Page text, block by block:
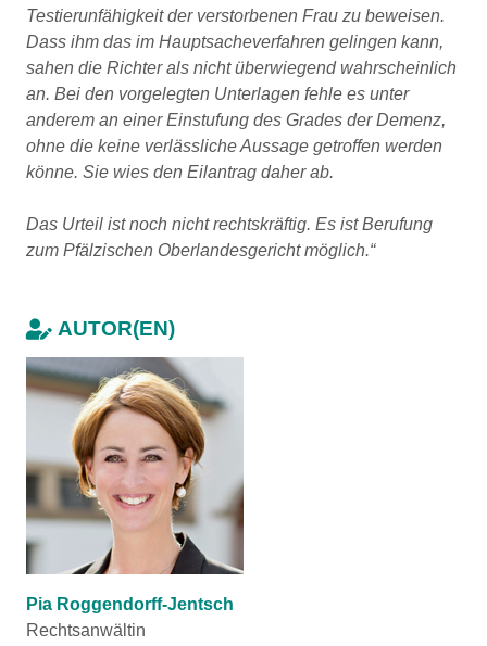
Testierunfähigkeit der verstorbenen Frau zu beweisen.
Dass ihm das im Hauptsacheverfahren gelingen kann,
sahen die Richter als nicht überwiegend wahrscheinlich
an. Bei den vorgelegten Unterlagen fehle es unter
anderem an einer Einstufung des Grades der Demenz,
ohne die keine verlässliche Aussage getroffen werden
könne. Sie wies den Eilantrag daher ab.
Das Urteil ist noch nicht rechtskräftig. Es ist Berufung
zum Pfälzischen Oberlandesgericht möglich.“
AUTOR(EN)
Pia Roggendorff-Jentsch
Rechtsanwältin